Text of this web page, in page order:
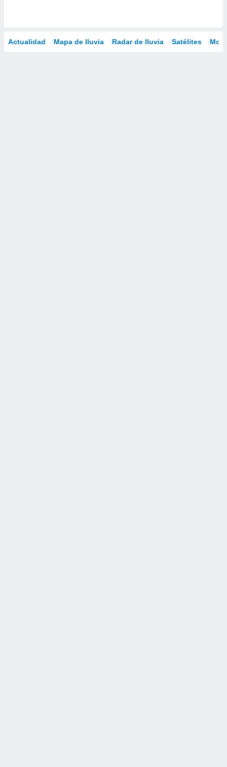
Actualidad Mapa de lluvia Radar de lluvia Satélites